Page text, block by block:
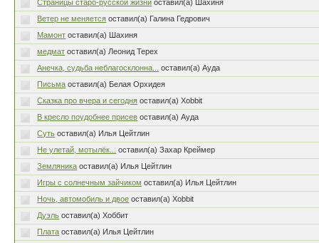
Страницы старо-русской жизни оставил(а) Шахиня
Ветер не меняется оставил(а) Галина Гедрович
Мамонт оставил(а) Шахиня
медмат оставил(а) Леонид Терех
Анечка, судьба неблагосклонна...
оставил(а) Ауда
Письма оставил(а) Белая Орхидея
Сказка про вчера и сегодня оставил(а) Xobbit
В кресло поудобнее присев оставил(а) Ауда
Суть оставил(а) Илья Цейтлин
Не улетай, мотылёк...
оставил(а) Захар Креймер
Земляника оставил(а) Илья Цейтлин
Игры с солнечным зайчиком оставил(а) Илья Цейтлин
Ночь, автомобиль и двое оставил(а) Xobbit
Дуэль оставил(а) Хоббит
Плата оставил(а) Илья Цейтлин